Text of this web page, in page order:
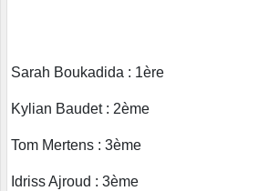
Sarah Boukadida : 1ère
Kylian Baudet : 2ème
Tom Mertens : 3ème
Idriss Ajroud : 3ème